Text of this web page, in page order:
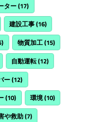
ター(17)
建設工事(16)
物質加工(15)
自動運転(12)
ー(12)
(10) 環境(10)
や救助(7)